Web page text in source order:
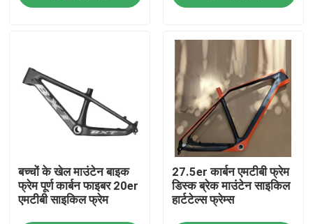
उत्पाद
हमारे बारे में
कारखाने का दौरा
गुणवत्ता नियंत्रण
बच्चों के खेल माउंटेन बाइक
फ्रेम पूर्ण कार्बन फाइबर 20er
एमटीबी साइकिल फ्रेम
27.5er कार्बन एमटीबी फ्रेम
डिस्क ब्रेक माउंटेन साइकिल
हार्टटेल्स फ्रेम्स